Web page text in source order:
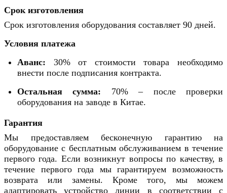
Срок изготовления
Срок изготовления оборудования составляет 90 дней.
Условия платежа
Аванс: 30% от стоимости товара необходимо
внести после подписания контракта.
Остальная сумма: 70% – после проверки
оборудования на заводе в Китае.
Гарантия
Мы предоставляем бесконечную гарантию на
оборудование с бесплатным обслуживанием в течение
первого года. Если возникнут вопросы по качеству, в
течение первого года мы гарантируем возможность
возврата или замены. Кроме того, мы можем
адаптировать устройство линии в соответствии с